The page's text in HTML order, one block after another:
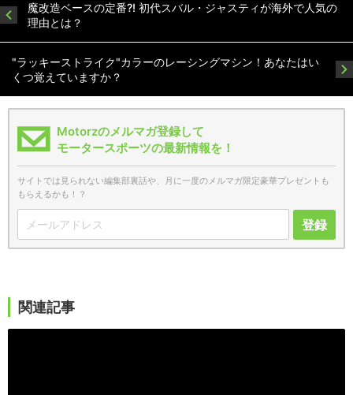
魔改造ベースの定番?! 初代スバル・ジャスティが海外で人気の
理由とは？
"ラッキーストライク"カラーのレーシングマシン！あなたはい
くつ覚えていますか？
Motorzのメルマガ登録して
モータースポーツの最新情報を！
サイトでは見られない編集部裏話や、月に一度のメルマガ限定豪華プレゼントも
もらえるかも！？
登録
関連記事